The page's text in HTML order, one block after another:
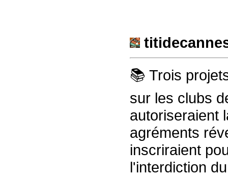
📚 Trois
sur les clubs
autoriseraient
agréments
inscriraient
l'interdiction